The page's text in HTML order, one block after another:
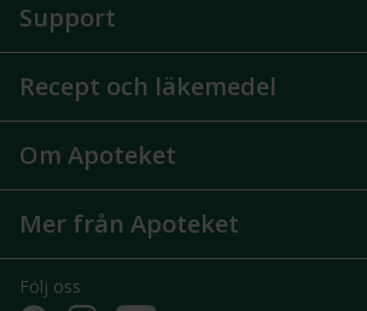
Support
Recept och läkemedel
Om Apoteket
Mer från Apoteket
Följ oss